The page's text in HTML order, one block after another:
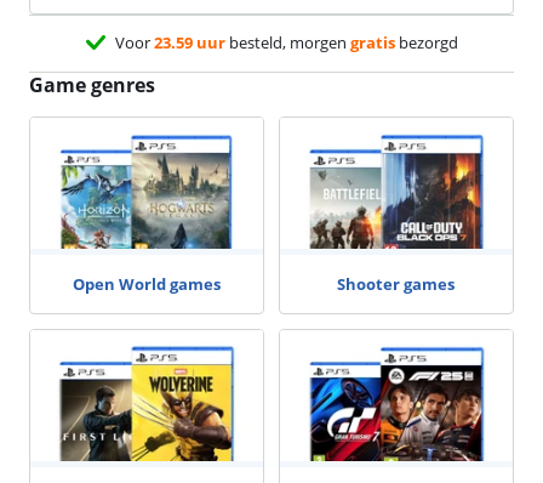
Voor23.59 uurbesteld, morgen gratisbezorgd
Game genres
Open World games Shooter games